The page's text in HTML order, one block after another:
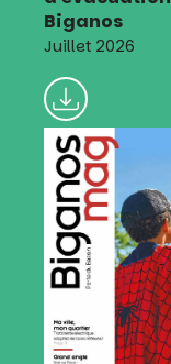
Biganos
Juillet 2026